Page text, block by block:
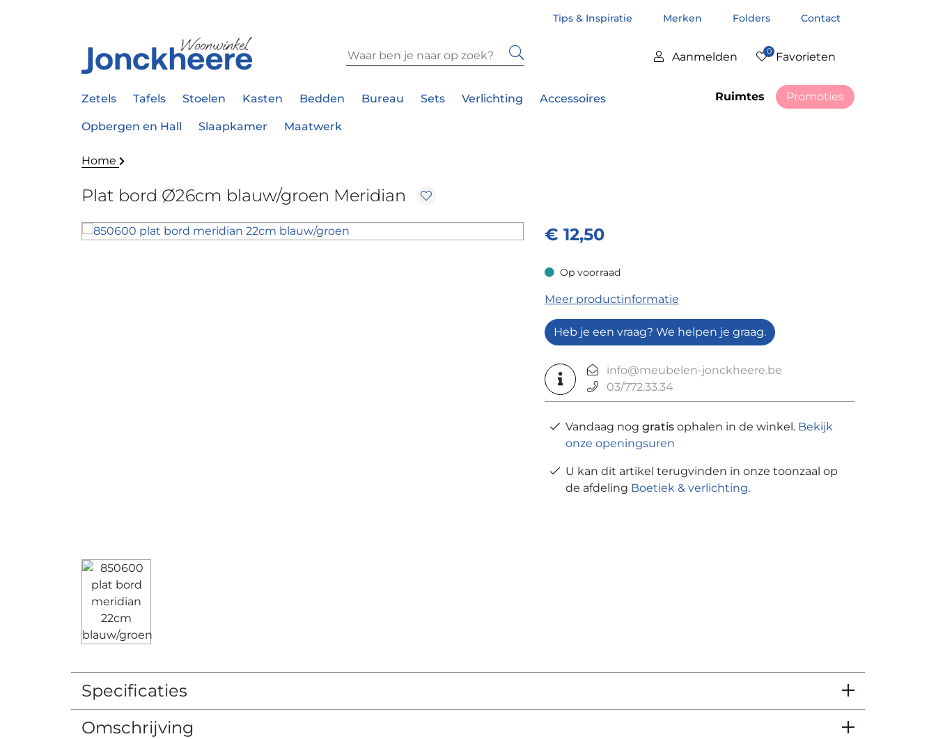
Tips & Inspiratie Merken Folders Contact
Aanmelden 0 Favorieten
Zetels Tafels Stoelen Kasten Bedden Bureau Sets Verlichting Accessoires
Opbergen en Hall Slaapkamer Maatwerk
Ruimtes Promoties
Home
Plat bord Ø26cm blauw/groen Meridian
€ 12,50
Op voorraad
Op voorraad
Meer productinformatie
Heb je een vraag? We helpen je graag.
info@meubelen-jonckheere.be
03/772.33.34
Vandaag nog gratis ophalen in de winkel. Bekijk
onze openingsuren
U kan dit artikel terugvinden in onze toonzaal op
de afdeling Boetiek & verlichting.
Specificaties
Omschrijving